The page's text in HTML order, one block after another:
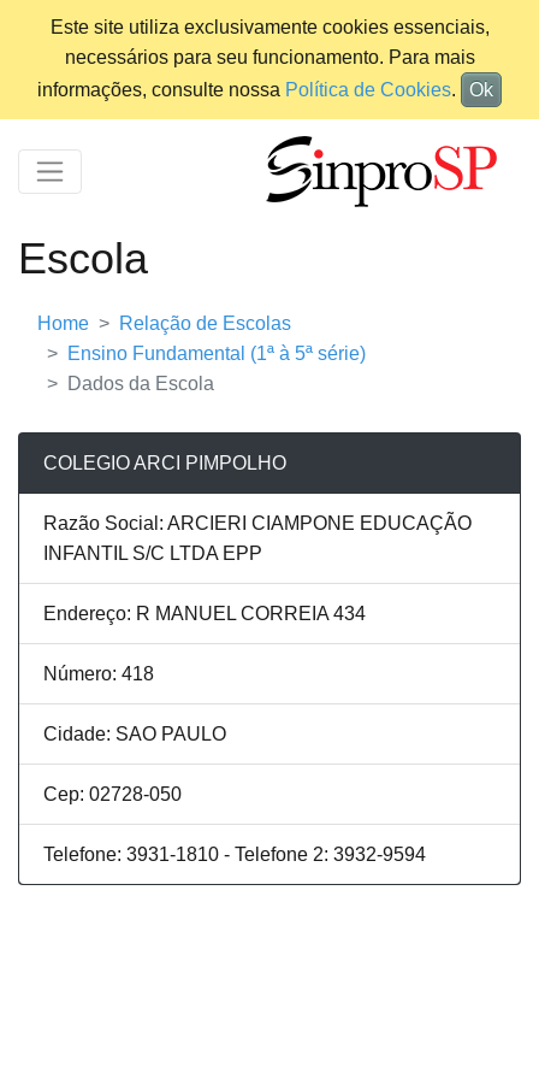
Este site utiliza exclusivamente cookies essenciais,
necessários para seu funcionamento. Para mais
informações, consulte nossa Política de Cookies. Ok
Escola
Home
Relação de Escolas
Ensino Fundamental (1ª à 5ª série)
Dados da Escola
COLEGIO ARCI PIMPOLHO
Razão Social: ARCIERI CIAMPONE EDUCAÇÃO
INFANTIL S/C LTDA EPP
Endereço: R MANUEL CORREIA 434
Número: 418
Cidade: SAO PAULO
Cep: 02728-050
Telefone: 3931-1810 - Telefone 2: 3932-9594